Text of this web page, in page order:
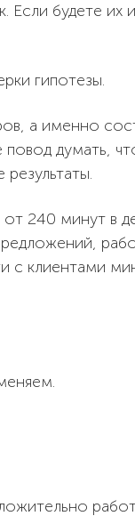
будете их
гипотезы.
а именно
думать,
от 240 минут в
с клиентами